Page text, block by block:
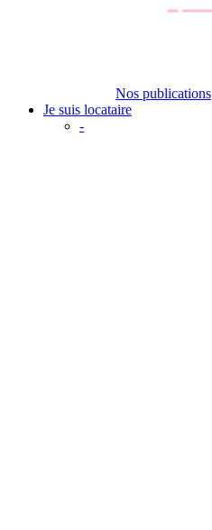
Nos publications
Je suis locataire
-